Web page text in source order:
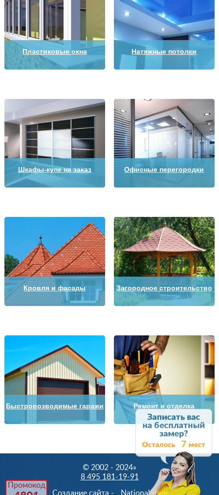
7
Промокод
Пластиковые окна Натяжные потолки
Шкафы-купе на заказ Офисные перегородки
Кровля и фасады Загородное строительство
Быстровозводимые гаражи Ремонт и отделка
© 2002 - 2024»
8 495 181-19-91
Создание сайта - NationalStyle